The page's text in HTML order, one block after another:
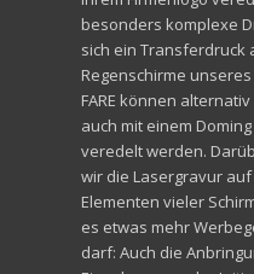
besonders komplexe
sich ein Transferdruck
Regenschirme
FARE können
auch mit einem
veredelt werden.
wir die Lasergravur
Elementen vieler
es etwas mehr
darf: Auch die